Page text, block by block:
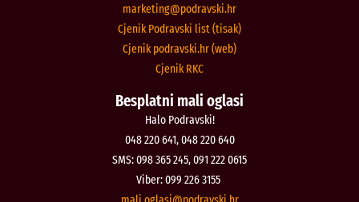
rh.iksvardop
@gnitekram
Cjenik Podravski list (tisak)
Cjenik podravski.hr (web)
Cjenik RKC
Besplatni mali oglasi
Halo Podravski!
048 220 641, 048 220 640
SMS: 098 365 245, 091 222 0615
Viber: 099 226 3155